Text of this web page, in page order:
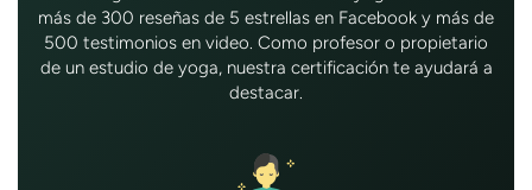
más de 300 reseñas de 5 estrellas en Facebook y más de
500 testimonios en video. Como profesor o propietario
de un estudio de yoga, nuestra certificación te ayudará a
destacar.